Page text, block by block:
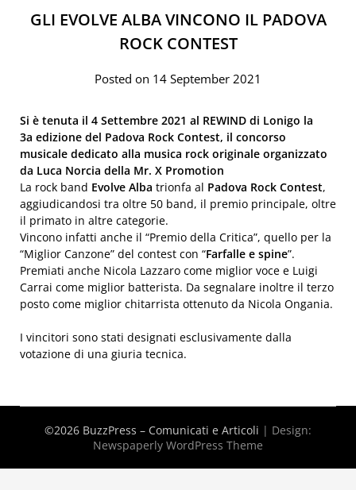
GLI EVOLVE ALBA VINCONO IL PADOVA
ROCK CONTEST
Posted on 14 September 2021
Si è tenuta il 4 Settembre 2021 al REWIND di Lonigo la
3a edizione del Padova Rock Contest, il concorso
musicale dedicato alla musica rock originale organizzato
da Luca Norcia della Mr. X Promotion
La rock band Evolve Alba trionfa al Padova Rock Contest,
aggiudicandosi tra oltre 50 band, il premio principale, oltre
il primato in altre categorie.
Vincono infatti anche il “Premio della Critica”, quello per la
“Miglior Canzone” del contest con “Farfalle e spine”.
Premiati anche Nicola Lazzaro come miglior voce e Luigi
Carrai come miglior batterista. Da segnalare inoltre il terzo
posto come miglior chitarrista ottenuto da Nicola Ongania.
I vincitori sono stati designati esclusivamente dalla
votazione di una giuria tecnica.
©2026 BuzzPress – Comunicati e Articoli | Design:
Newspaperly WordPress Theme